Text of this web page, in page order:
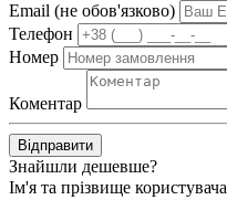
Email (не обов'язково)
Телефон
Номер
Коментар
Відправити
Знайшли дешевше?
Ім'я та прізвище користувача